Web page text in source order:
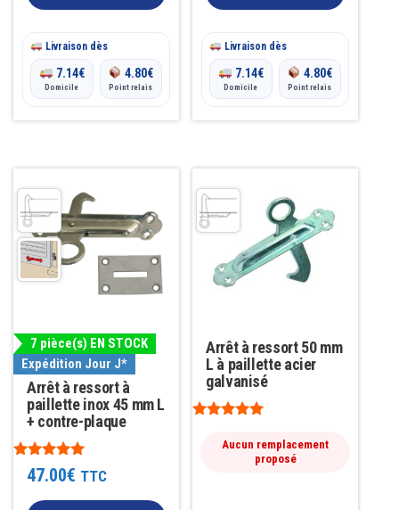
Livraison dès
7.14€
Domicile
4.80€
Point relais
Livraison dès
7.14€
Domicile
4.80€
Point relais
7 pièce(s) EN STOCK
Expédition Jour J*
Arrêt à ressort à
paillette inox 45 mm L
+ contre-plaque
Note
5.0047.00€ TTC
Arrêt à ressort 50 mm
L à paillette acier
galvanisé
Aucun remplacement
proposé